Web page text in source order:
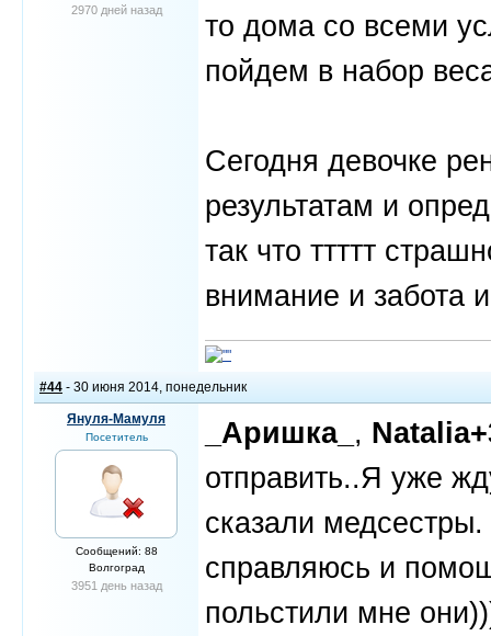
2970 дней назад
то дома со всеми
пойдем в набор
Сегодня девочке
результатам и
так что ттттт
внимание и забота
#44 - 30 июня 2014, понедельник
Януля-Мамуля
Посетитель
Сообщений: 88
Волгоград
3951 день назад
_Аришка_ ,
отправить..Я уже
сказали
справляюсь и
польстили мне